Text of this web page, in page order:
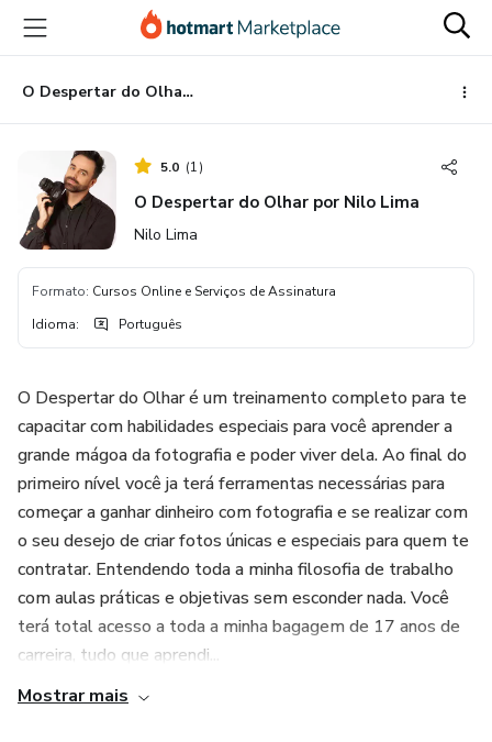
para
conteúdo
principal
para
pagamento
para
rodapé
O Despertar do Olhar por Nilo Lima
5.0 (1)
O Despertar do Olhar por Nilo Lima
Nilo Lima
Formato: Cursos Online e Serviços de Assinatura
Idioma: Português
O Despertar do Olhar é um treinamento completo para te
capacitar com habilidades especiais para você aprender a
grande mágoa da fotografia e poder viver dela. Ao final do
primeiro nível você ja terá ferramentas necessárias para
começar a ganhar dinheiro com fotografia e se realizar com
o seu desejo de criar fotos únicas e especiais para quem te
contratar. Entendendo toda a minha filosofia de trabalho
com aulas práticas e objetivas sem esconder nada. Você
terá total acesso a toda a minha bagagem de 17 anos de
carreira, tudo que aprendi...
Mostrar mais